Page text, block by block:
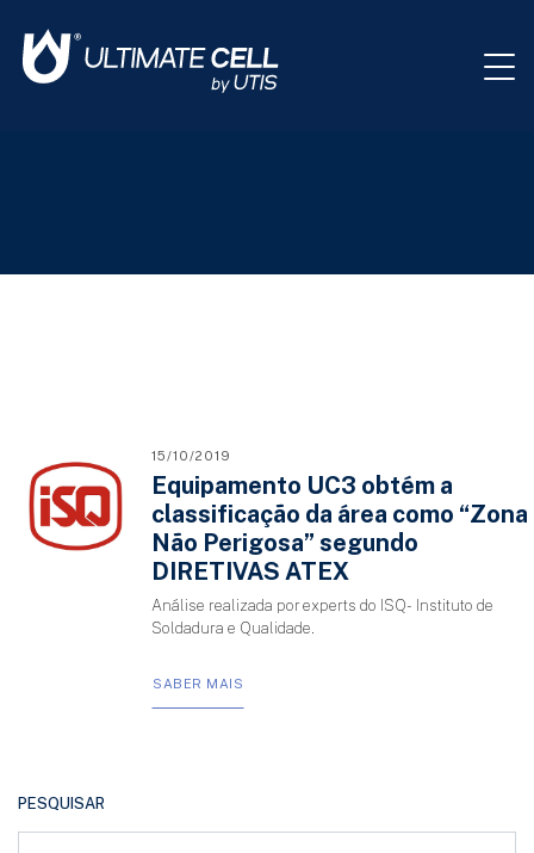
15/10/2019
Equipamento UC3 obtém a
classificação da área como “Zona
Não Perigosa” segundo
DIRETIVAS ATEX
Análise realizada por experts do ISQ- Instituto de
Soldadura e Qualidade.
SABER MAIS
PESQUISAR